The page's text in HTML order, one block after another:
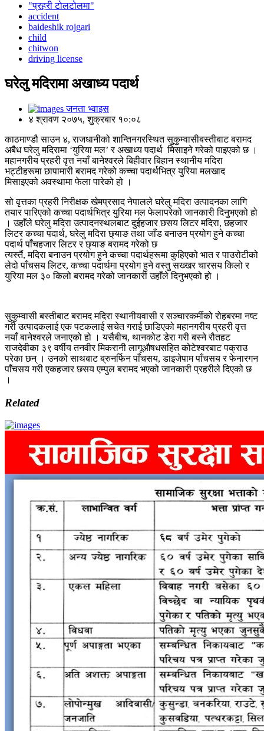
"प्रहरी टोलटोलमा"
accident
baideshik rojgari
child
chitwon
driving license
घरेलु मदिरामा अखाध्य पदार्थ
जनता भ्वाइस
४ श्रावण २०७५, शुक्रबार १०:०८
काठमाण्डौ साउन ४, राजधानीको शान्तिनगरस्थित सुकुम्वासीबस्तीबाट बरामद
अबैध घरेलु मदिरामा ‘युरिया मल’ र अखाध्य पदार्थ मिसाइने गरेको पाइएको छ ।
महानगरीय प्रहरी वृत्त नयाँ बानेश्वरले बिहीवार बिहान स्थानीय मदिरा
भट्टीहरूमा छापामारी बरामद गरेको कच्चा पदार्थभित्र युरिया मलखाद
मिसाइएको अवस्थामा फेला पारेको हो ।
सो वृत्तका प्रहरी निरीक्षक खेमप्रसाद नेपालले घरेलु मदिरा उत्पादनका लागि
तयार पारिएको कच्चा पदार्थभित्र युरिया मल फेलापरेको जानकारी दिनुभएको हो
। उहाँले घरेलु मदिरा उत्पादनस्थलबाट दुईहजार छसय लिटर मदिरा, छहजार
लिटर कच्चा पदार्थ, घरेलु मदिरा छ्याङ तथा जाँड बनाउन प्रयोग हुने कच्चा
पदार्थ पाँचहजार लिटर र छ्याङ बरामद गरेको छ
त्यस्तैं, मदिरा बनाउन प्रयोग हुने कच्चा पदार्थहरूमा कुहिएको भात र पाउरोटीको
लेदो पाँचसय लिटर, कच्चा पदार्थमा प्रयोग हुने वस्तु सख्खर चारसय किलो र
युरिया मल ३० किलो बरामद गरेको जानकारी उहाँले दिनुभएको हो ।
सुकुम्वासी बस्तीबाट बरामद मदिरा स्थानीयवासी र सञ्चारकर्मीको रोहबरमा नष्ट
गरी उत्पादकलाई एक पटकलाई सचेत गराई छाडिएको महानगरीय प्रहरी वृत्त
नयाँ बानेश्वरले जनाएको हो । यसैबीच, थानकोट डेरा गरी बस्ने रौतहट
राजदेवीका ३९ वर्षीय तनवीर मिकरानी लागूऔषधसहित कोटेश्वरबाट पक्राउ
परेका छन् । उनको साथबाट ब्रुनर्फिन पाँचसय, डाइजेपाम पाँचसय र फेनारगन
पाँचसय गरी एकहजार छसय एम्पुल बरामद भएको जानकारी प्रहरीले दिएको छ
।
Related